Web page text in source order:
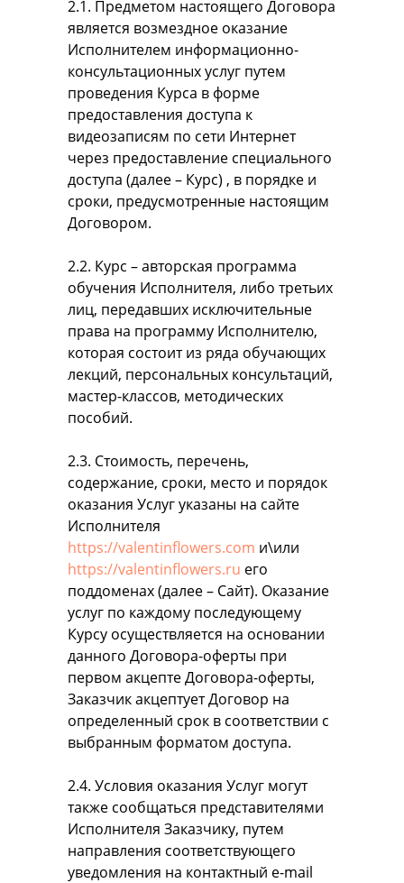
2.1. Предметом настоящего Договора
является возмездное оказание
Исполнителем информационно-
консультационных услуг путем
проведения Курса в форме
предоставления доступа к
видеозаписям по сети Интернет
через предоставление специального
доступа (далее – Курс) , в порядке и
сроки, предусмотренные настоящим
Договором.
2.2. Курс – авторская программа
обучения Исполнителя, либо третьих
лиц, передавших исключительные
права на программу Исполнителю,
которая состоит из ряда обучающих
лекций, персональных консультаций,
мастер-классов, методических
пособий.
2.3. Стоимость, перечень,
содержание, сроки, место и порядок
оказания Услуг указаны на сайте
Исполнителя
https://valentinflowers.com и\или
https://valentinflowers.ru его
поддоменах (далее – Сайт). Оказание
услуг по каждому последующему
Курсу осуществляется на основании
данного Договора-оферты при
первом акцепте Договора-оферты,
Заказчик акцептует Договор на
определенный срок в соответствии с
выбранным форматом доступа.
2.4. Условия оказания Услуг могут
также сообщаться представителями
Исполнителя Заказчику, путем
направления соответствующего
уведомления на контактный e-mail